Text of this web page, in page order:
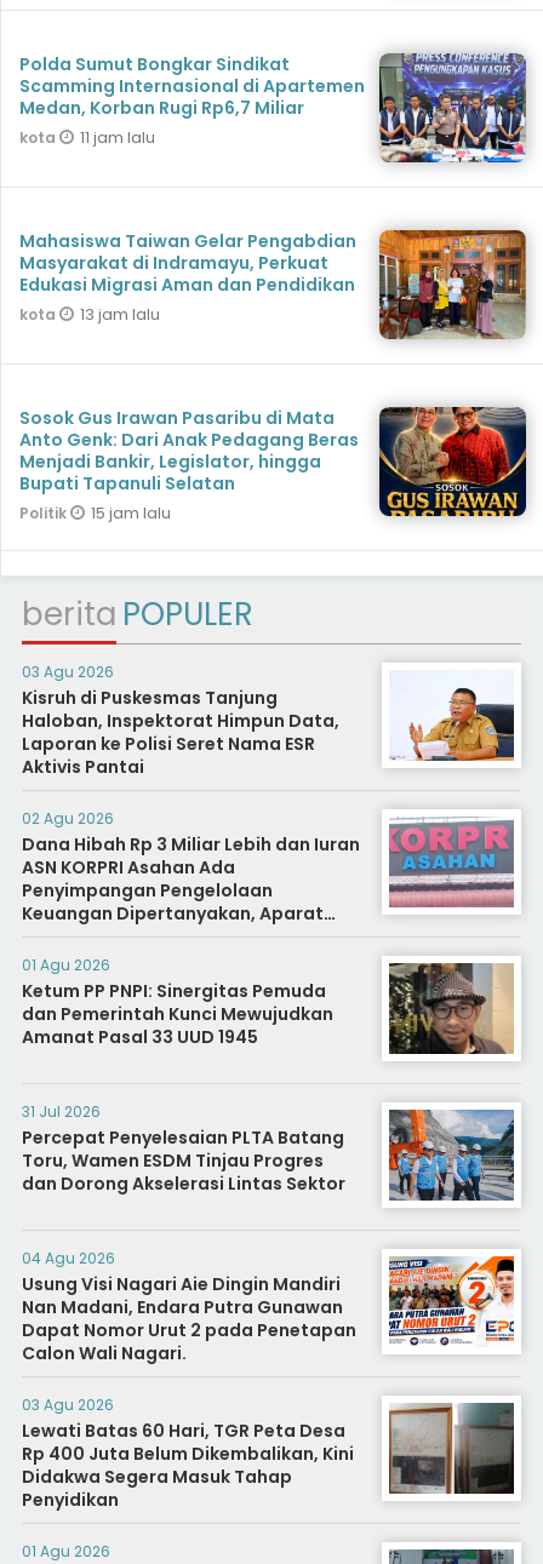
Polda Sumut Bongkar Sindikat
Scamming Internasional di Apartemen
Medan, Korban Rugi Rp6,7 Miliar
kota 11 jam lalu
Mahasiswa Taiwan Gelar Pengabdian
Masyarakat di Indramayu, Perkuat
Edukasi Migrasi Aman dan Pendidikan
kota 13 jam lalu
Sosok Gus Irawan Pasaribu di Mata
Anto Genk: Dari Anak Pedagang Beras
Menjadi Bankir, Legislator, hingga
Bupati Tapanuli Selatan
Politik 15 jam lalu
berita POPULER
03 Agu 2026
Kisruh di Puskesmas Tanjung
Haloban, Inspektorat Himpun Data,
Laporan ke Polisi Seret Nama ESR
Aktivis Pantai
02 Agu 2026
Dana Hibah Rp 3 Miliar Lebih dan Iuran
ASN KORPRI Asahan Ada
Penyimpangan Pengelolaan
Keuangan Dipertanyakan, Aparat
Diminta Segera Usut
01 Agu 2026
Ketum PP PNPI: Sinergitas Pemuda
dan Pemerintah Kunci Mewujudkan
Amanat Pasal 33 UUD 1945
31 Jul 2026
Percepat Penyelesaian PLTA Batang
Toru, Wamen ESDM Tinjau Progres
dan Dorong Akselerasi Lintas Sektor
04 Agu 2026
Usung Visi Nagari Aie Dingin Mandiri
Nan Madani, Endara Putra Gunawan
Dapat Nomor Urut 2 pada Penetapan
Calon Wali Nagari.
03 Agu 2026
Lewati Batas 60 Hari, TGR Peta Desa
Rp 400 Juta Belum Dikembalikan, Kini
Didakwa Segera Masuk Tahap
Penyidikan
01 Agu 2026